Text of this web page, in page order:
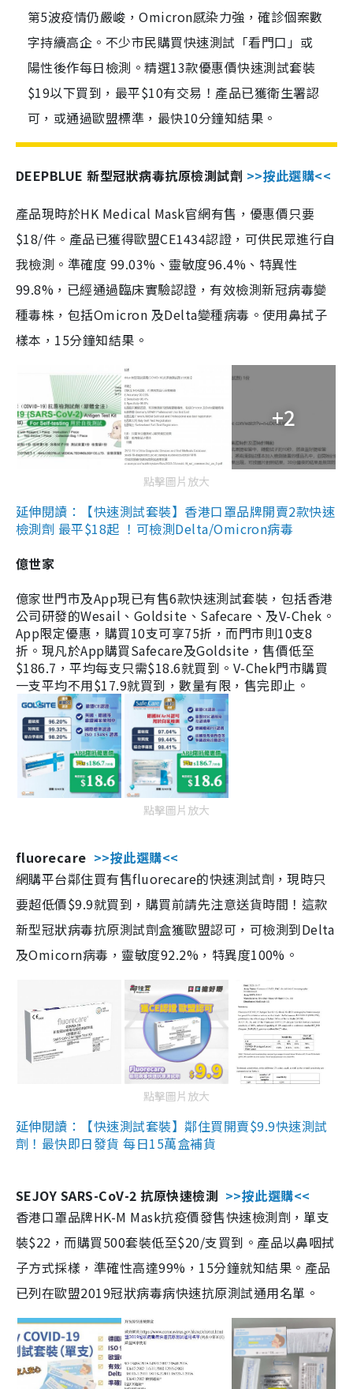
第5波疫情仍嚴峻，Omicron感染力強，確診個案數
字持續高企。不少市民購買快速測試「看門口」或
陽性後作每日檢測。精選13款優惠價快速測試套裝
$19以下買到，最平$10有交易！產品已獲衛生署認
可，或通過歐盟標準，最快10分鐘知結果。
DEEPBLUE 新型冠狀病毒抗原檢測試劑 >>按此選購<<
產品現時於HK Medical Mask官網有售，優惠價只要
$18/件。產品已獲得歐盟CE1434認證，可供民眾進行自
我檢測。準確度 99.03%、靈敏度96.4%、特異性
99.8%，已經通過臨床實驗認證，有效檢測新冠病毒變
種毒株，包括Omicron 及Delta變種病毒。使用鼻拭子
樣本，15分鐘知結果。
+2
點擊圖片放大
延伸閱讀：【快速測試套裝】香港口罩品牌開賣2款快速
檢測劑 最平$18起 ！可檢測Delta/Omicron病毒
億世家
億家世門市及App現已有售6款快速測試套裝，包括香港
公司研發的Wesail、Goldsite、Safecare、及V-Chek。
App限定優惠，購買10支可享75折，而門市則10支8
折。現凡於App購買Safecare及Goldsite，售價低至
$186.7，平均每支只需$18.6就買到。V-Chek門市購買
一支平均不用$17.9就買到，數量有限，售完即止。
點擊圖片放大
fluorecare >>按此選購<<
網購平台鄰住買有售fluorecare的快速測試劑，現時只
要超低價$9.9就買到，購買前請先注意送貨時間！這款
新型冠狀病毒抗原測試劑盒獲歐盟認可，可檢測到Delta
及Omicorn病毒，靈敏度92.2%，特異度100%。
點擊圖片放大
延伸閱讀：【快速測試套裝】鄰住買開賣$9.9快速測試
劑！最快即日發貨 每日15萬盒補貨
SEJOY SARS-CoV-2 抗原快速檢測 >>按此選購<<
香港口罩品牌HK-M Mask抗疫價發售快速檢測劑，單支
裝$22，而購買500套裝低至$20/支買到。產品以鼻咽拭
子方式採樣，準確性高達99%，15分鐘就知結果。產品
已列在歐盟2019冠狀病毒病快速抗原測試通用名單。